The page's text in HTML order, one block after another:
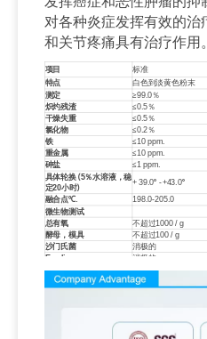
对各种炎症发挥有效的治
和关节疼痛具有治疗作用。
项目
标准
特点
白色到淡黄色粉末
测定 ≥99.0％
炽灼残渣 ≤0.5％
干燥失重
≤0.5％
氯化物 ≤0.2％
铁
≤10 ppm.
重金属 ≤10 ppm.
砷盐 ≤1 ppm.
具体轮换(5％水溶液，稳
定20小时)
+ 39.0° -+43.0°
融合点ºC. 198.0-205.0
微生物测试
总有氧
不超过1000 / g
酵母，模具 不超过100 / g
沙门氏菌
消极的
E.coli.
消极的